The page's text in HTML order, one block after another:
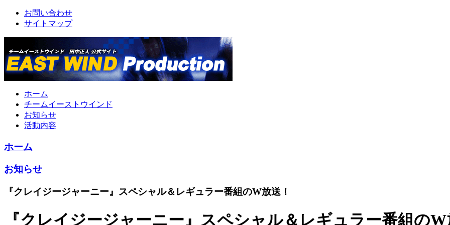
お問い合わせ
サイトマップ
ホーム
チームイーストウインド
お知らせ
活動内容
ホーム
お知らせ
『クレイジージャーニー』スペシャル＆レギュラー番組のW放送！
『クレイジージャーニー』スペシャル＆レギュラー番組の